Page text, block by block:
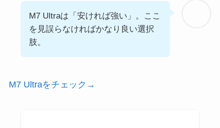
M7 Ultraは「安ければ強い」。ここ
を見誤らなければかなり良い選択
肢。
M7 Ultraをチェック→